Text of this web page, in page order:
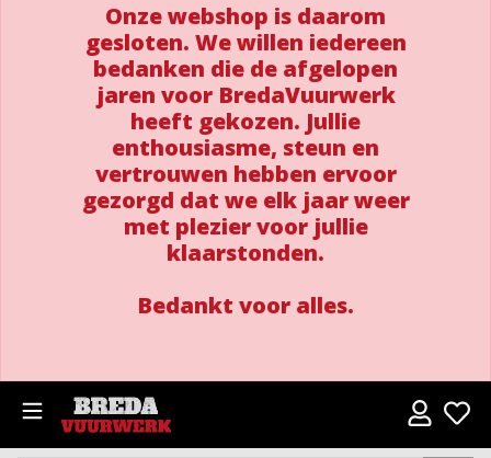
Onze webshop is daarom
gesloten. We willen iedereen
bedanken die de afgelopen
jaren voor BredaVuurwerk
heeft gekozen. Jullie
enthousiasme, steun en
vertrouwen hebben ervoor
gezorgd dat we elk jaar weer
met plezier voor jullie
klaarstonden.
Bedankt voor alles.